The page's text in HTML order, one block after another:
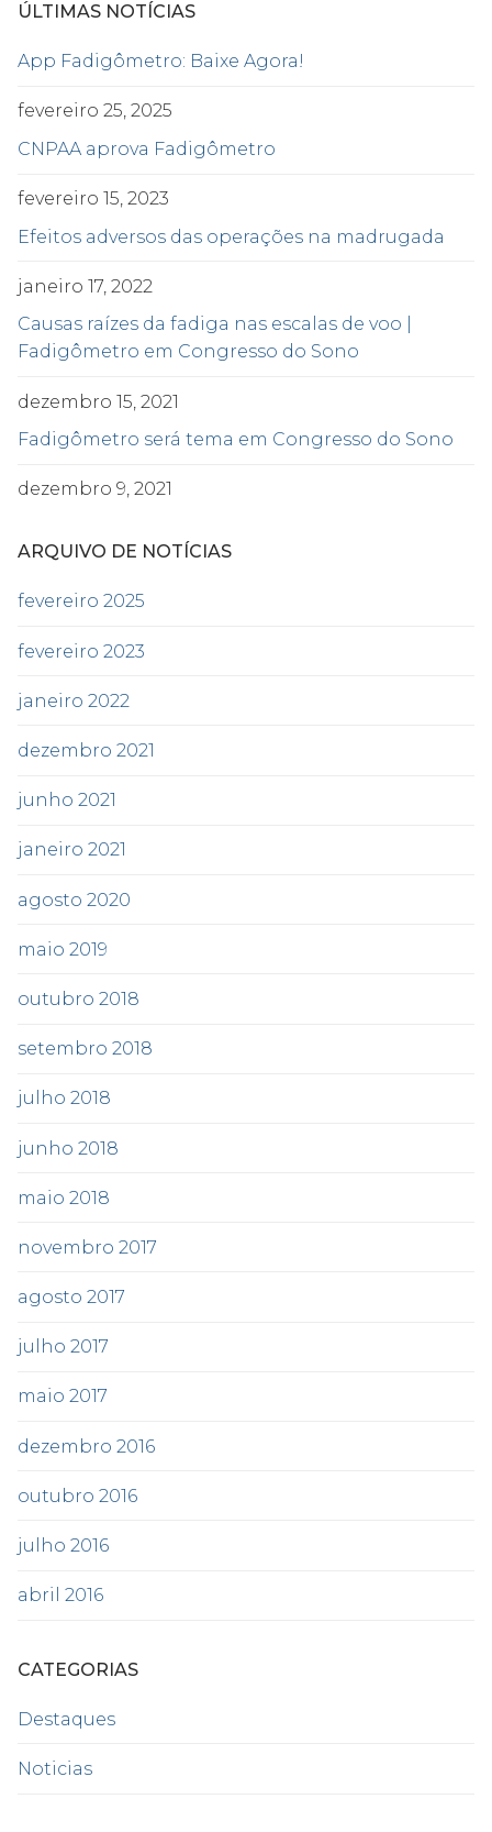
ÚLTIMAS NOTÍCIAS
App Fadigômetro: Baixe Agora!
fevereiro 25, 2025
CNPAA aprova Fadigômetro
fevereiro 15, 2023
Efeitos adversos das operações na madrugada
janeiro 17, 2022
Causas raízes da fadiga nas escalas de voo |
Fadigômetro em Congresso do Sono
dezembro 15, 2021
Fadigômetro será tema em Congresso do Sono
dezembro 9, 2021
ARQUIVO DE NOTÍCIAS
fevereiro 2025
fevereiro 2023
janeiro 2022
dezembro 2021
junho 2021
janeiro 2021
agosto 2020
maio 2019
outubro 2018
setembro 2018
julho 2018
junho 2018
maio 2018
novembro 2017
agosto 2017
julho 2017
maio 2017
dezembro 2016
outubro 2016
julho 2016
abril 2016
CATEGORIAS
Destaques
Noticias